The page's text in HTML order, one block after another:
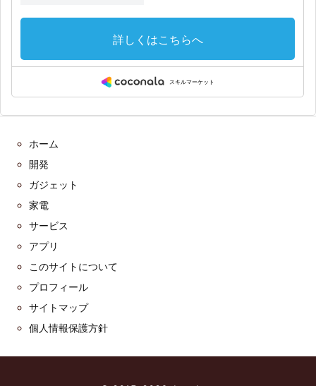
ホーム
開発
ガジェット
家電
サービス
アプリ
このサイトについて
プロフィール
サイトマップ
個人情報保護方針